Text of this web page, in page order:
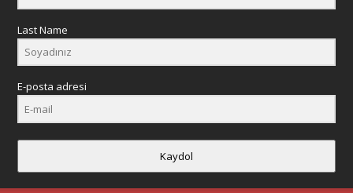
Last Name
E-posta adresi
Kaydol